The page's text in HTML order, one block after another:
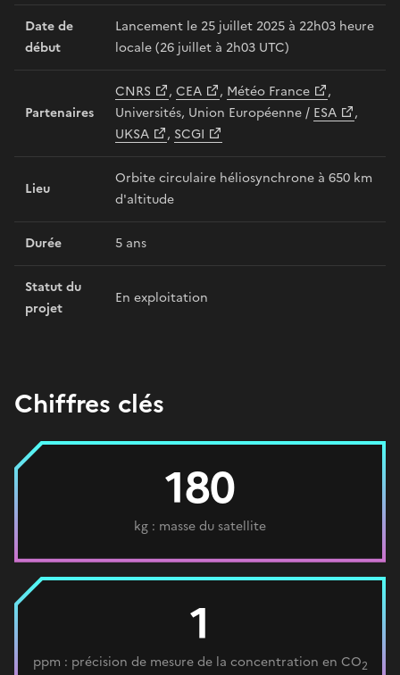
Date de
début
Lancement le 25 juillet 2025 à 22h03 heure
locale (26 juillet à 2h03 UTC)
Partenaires
CNRS , CEA , Météo France
,
Universités, Union Européenne / ESA
,
UKSA
, SCGI
Lieu
Orbite circulaire héliosynchrone à 650 km
d'altitude
Durée 5 ans
Statut du
projet
En exploitation
Chiffres clés
180
kg : masse du satellite
1
ppm : précision de mesure de la concentration en CO2